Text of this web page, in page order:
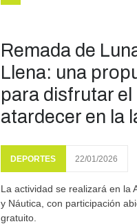
Remada de
Llena: una
para disfrutar el
atardecer en la
DEPORTES 22/01/2026
La actividad se realizará en la
y Náutica, con participación
gratuito.